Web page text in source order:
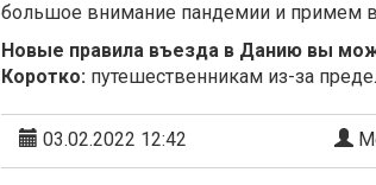
большое внимание пандемии и примем
Новые правила въезда в Данию вы
Коротко: путешественникам из-за
03.02.2022 12:42